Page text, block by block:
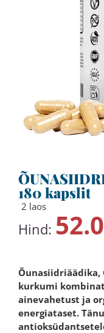
180 kapslit
2 laos
Hind:
Õunasiidriäädika,
kurkumi
ainevahetust ja
energiataset.